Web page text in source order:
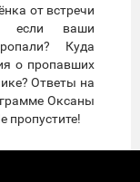
от встречи
если ваши
Куда
о пропавших
Ответы на
Оксаны
пропустите!